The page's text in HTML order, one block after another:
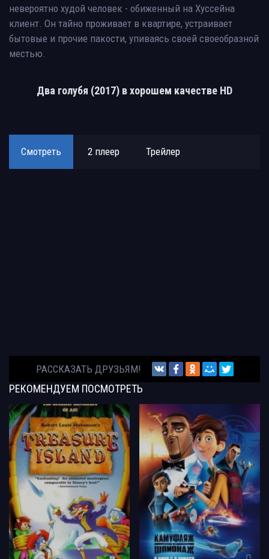
невероятно худой человек - обиженный на Хуссейна
клиент. Он тайно проживает в квартире, устраивает
бытовые и прочие пакости, упиваясь своей своеобразной
местью.
Два голубя (2017) в хорошем качестве HD
Смотреть 2 плеер Трейлер
РАССКАЗАТЬ ДРУЗЬЯМ!
РЕКОМЕНДУЕМ ПОСМОТРЕТЬ